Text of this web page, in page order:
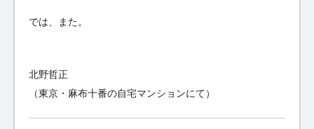
では、また。
北野哲正
（東京・麻布十番の自宅マンションにて）